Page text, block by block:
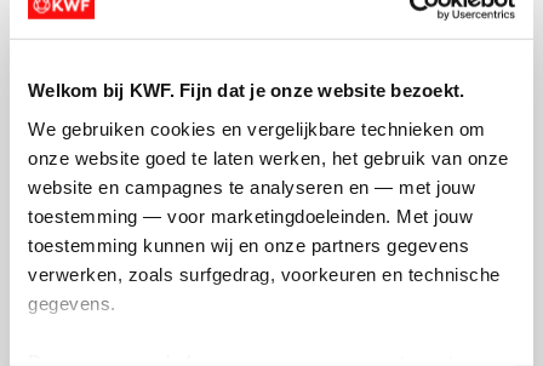
Welkom bij KWF. Fijn dat je onze website bezoekt.
We gebruiken cookies en vergelijkbare technieken om
onze website goed te laten werken, het gebruik van onze
website en campagnes te analyseren en — met jouw
toestemming — voor marketingdoeleinden. Met jouw
toestemming kunnen wij en onze partners gegevens
verwerken, zoals surfgedrag, voorkeuren en technische
gegevens.
Indy's badges